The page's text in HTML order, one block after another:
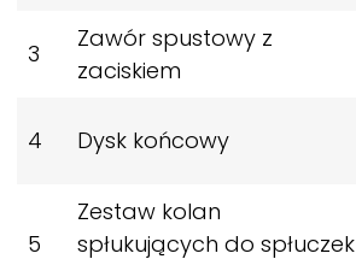
3
Zawór spustowy z
zaciskiem
4 Dysk końcowy
5
Zestaw kolan
spłukujących do spłuczek